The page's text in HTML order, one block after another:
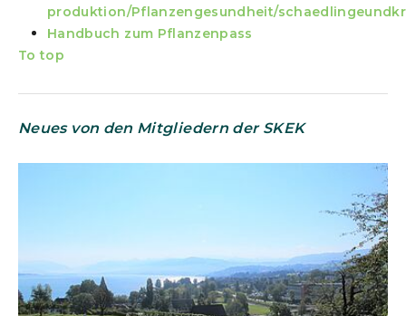
produktion/Pflanzengesundheit/
Handbuch zum Pflanzenpass
To top
Neues von den Mitgliedern der SKEK